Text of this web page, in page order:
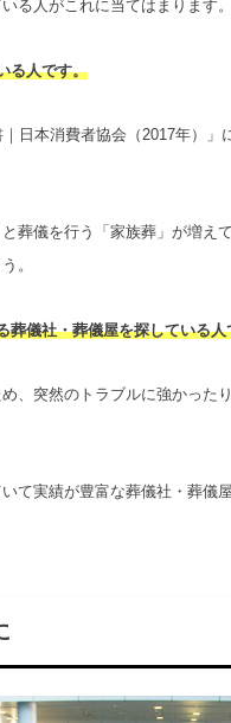
る人がこれに当てはまります。
る人です。
日本消費者協会（2017年）
葬儀を行う「家族葬」が増え
。
葬儀社・葬儀屋を探している人
、突然のトラブルに強かった
て実績が豊富な葬儀社・葬儀